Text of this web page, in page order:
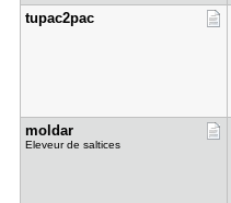
tupac2pac
moldar
Eleveur de saltices